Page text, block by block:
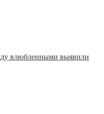
влюбленными выявили